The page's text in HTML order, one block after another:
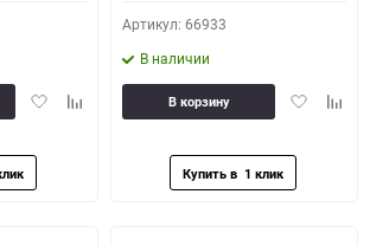
ДобавитьДобавить
Артикул: 66933
В наличии
Добавить
В корзину